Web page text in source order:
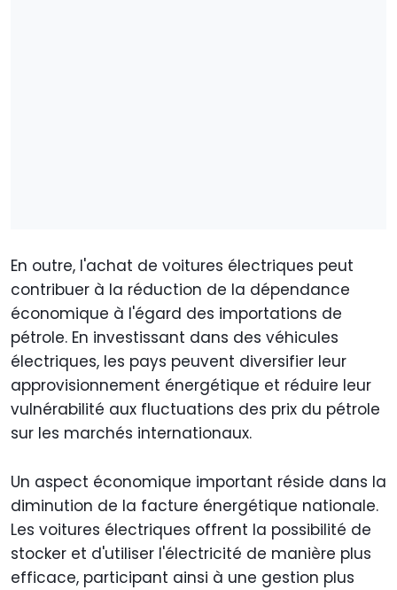
En outre, l'achat de voitures électriques peut
contribuer à la réduction de la dépendance
économique à l'égard des importations de
pétrole. En investissant dans des véhicules
électriques, les pays peuvent diversifier leur
approvisionnement énergétique et réduire leur
vulnérabilité aux fluctuations des prix du pétrole
sur les marchés internationaux.
Un aspect économique important réside dans la
diminution de la facture énergétique nationale.
Les voitures électriques offrent la possibilité de
stocker et d'utiliser l'électricité de manière plus
efficace, participant ainsi à une gestion plus